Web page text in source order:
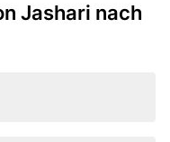
Jashari nach